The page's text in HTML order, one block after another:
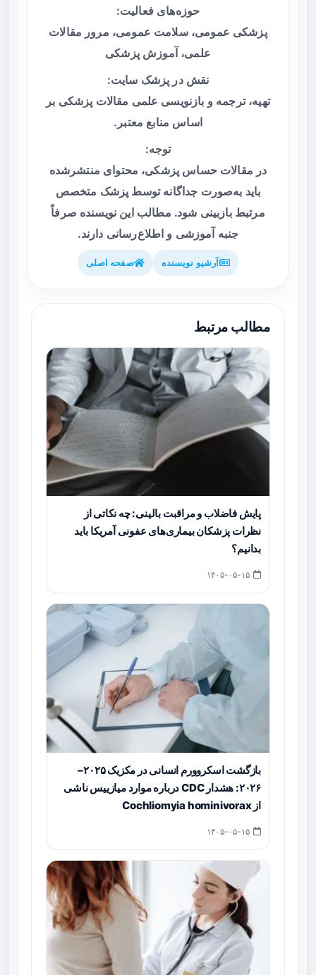
حوزه‌های فعالیت:
پزشکی عمومی، سلامت عمومی، مرور مقالات
علمی، آموزش پزشکی
نقش در پزشک سایت:
تهیه، ترجمه و بازنویسی علمی مقالات پزشکی بر
اساس منابع معتبر.
توجه:
در مقالات حساس پزشکی، محتوای منتشرشده
باید به‌صورت جداگانه توسط پزشک متخصص
مرتبط بازبینی شود. مطالب این نویسنده صرفاً
جنبه آموزشی و اطلاع‌رسانی دارند.
آرشیو نویسنده صفحه اصلی
مطالب مرتبط
پایش فاضلاب و مراقبت بالینی: چه نکاتی از
نظرات پزشکان بیماری‌های عفونی آمریکا باید
بدانیم؟
بازگشت اسکروورم انسانی در مکزیک ۲۰۲۵–
۲۰۲۶: هشدار CDC درباره موارد میازییس ناشی
از Cochliomyia hominivorax